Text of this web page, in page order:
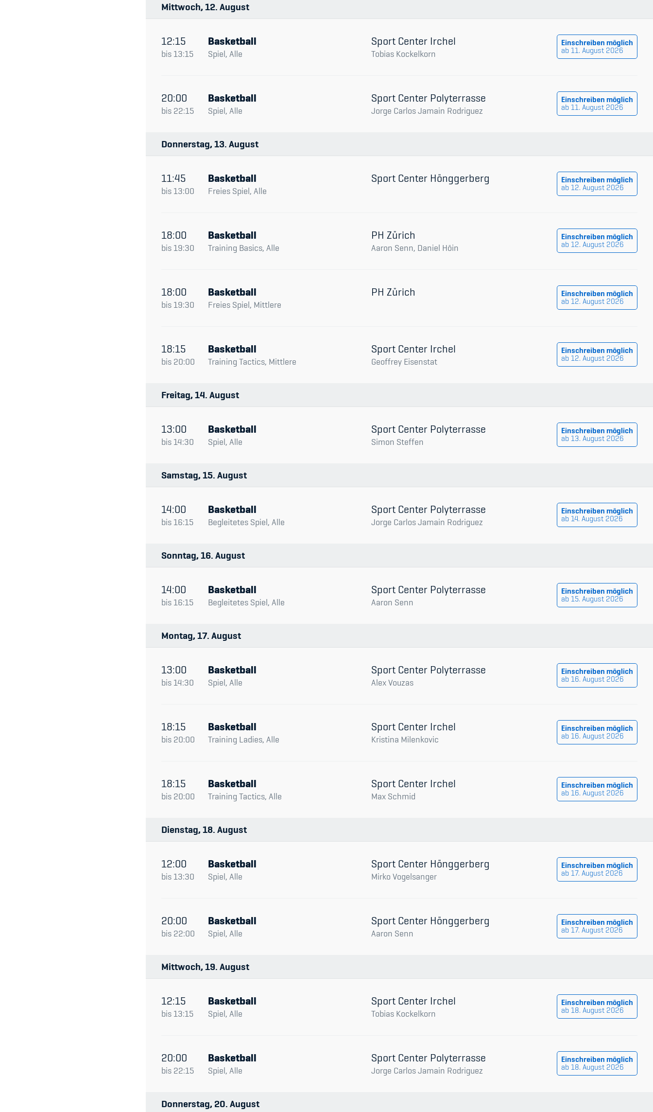
Mittwoch 12 August
12:15
bis 13:15
Basketball
Spiel, Alle
Sport Center Irchel
Tobias Kockelkorn
Einschreiben möglich
ab 11. August 2026
20:00
bis 22:15
Basketball
Spiel, Alle
Sport Center Polyterrasse
Jorge Carlos Jamain Rodriguez
Einschreiben möglich
ab 11. August 2026
Donnerstag 13 August
11:45
bis 13:00
Basketball
Freies Spiel, Alle
Sport Center Hönggerberg Einschreiben möglich
ab 12. August 2026
18:00
bis 19:30
Basketball
Training Basics, Alle
PH Zürich
Aaron Senn, Daniel Höin
Einschreiben möglich
ab 12. August 2026
18:00
bis 19:30
Basketball
Freies Spiel, Mittlere
PH Zürich Einschreiben möglich
ab 12. August 2026
18:15
bis 20:00
Basketball
Training Tactics, Mittlere
Sport Center Irchel
Geoffrey Eisenstat
Einschreiben möglich
ab 12. August 2026
Freitag 14 August
13:00
bis 14:30
Basketball
Spiel, Alle
Sport Center Polyterrasse
Simon Steffen
Einschreiben möglich
ab 13. August 2026
Samstag 15 August
14:00
bis 16:15
Basketball
Begleitetes Spiel, Alle
Sport Center Polyterrasse
Jorge Carlos Jamain Rodriguez
Einschreiben möglich
ab 14. August 2026
Sonntag 16 August
14:00
bis 16:15
Basketball
Begleitetes Spiel, Alle
Sport Center Polyterrasse
Aaron Senn
Einschreiben möglich
ab 15. August 2026
Montag 17 August
13:00
bis 14:30
Basketball
Spiel, Alle
Sport Center Polyterrasse
Alex Vouzas
Einschreiben möglich
ab 16. August 2026
18:15
bis 20:00
Basketball
Training Ladies, Alle
Sport Center Irchel
Kristina Milenkovic
Einschreiben möglich
ab 16. August 2026
18:15
bis 20:00
Basketball
Training Tactics, Alle
Sport Center Irchel
Max Schmid
Einschreiben möglich
ab 16. August 2026
Dienstag 18 August
12:00
bis 13:30
Basketball
Spiel, Alle
Sport Center Hönggerberg
Mirko Vogelsanger
Einschreiben möglich
ab 17. August 2026
20:00
bis 22:00
Basketball
Spiel, Alle
Sport Center Hönggerberg
Aaron Senn
Einschreiben möglich
ab 17. August 2026
Mittwoch 19 August
12:15
bis 13:15
Basketball
Spiel, Alle
Sport Center Irchel
Tobias Kockelkorn
Einschreiben möglich
ab 18. August 2026
20:00
bis 22:15
Basketball
Spiel, Alle
Sport Center Polyterrasse
Jorge Carlos Jamain Rodriguez
Einschreiben möglich
ab 18. August 2026
Donnerstag 20 August